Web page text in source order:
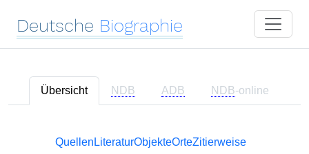
Deutsche Biographie
Übersicht NDB ADB NDB-online
Quellen LiteraturObjekteOrteZitierweise